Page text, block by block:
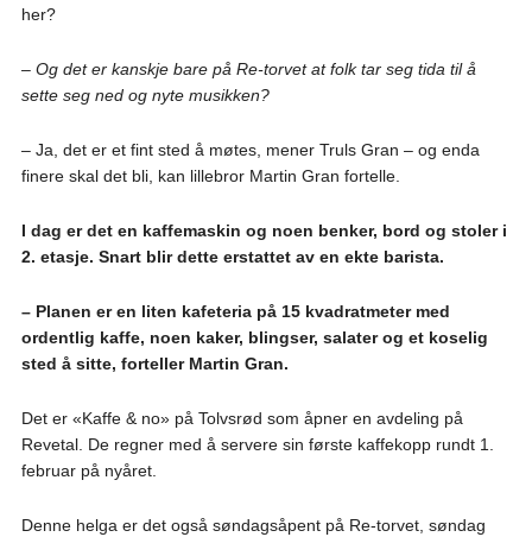
her?
– Og det er kanskje bare på Re-torvet at folk tar seg tida til å
sette seg ned og nyte musikken?
– Ja, det er et fint sted å møtes, mener Truls Gran – og enda
finere skal det bli, kan lillebror Martin Gran fortelle.
I dag er det en kaffemaskin og noen benker, bord og stoler i
2. etasje. Snart blir dette erstattet av en ekte barista.
– Planen er en liten kafeteria på 15 kvadratmeter med
ordentlig kaffe, noen kaker, blingser, salater og et koselig
sted å sitte, forteller Martin Gran.
Det er «Kaffe & no» på Tolvsrød som åpner en avdeling på
Revetal. De regner med å servere sin første kaffekopp rundt 1.
februar på nyåret.
Denne helga er det også søndagsåpent på Re-torvet, søndag